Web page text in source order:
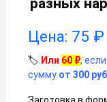
разных
Цена: 75 ₽
🏷️ Или 60 ₽,
сумму от 300